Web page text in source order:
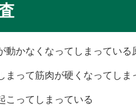
かなくなってしまっている
まって筋肉が硬くなってしま
こってしまっている